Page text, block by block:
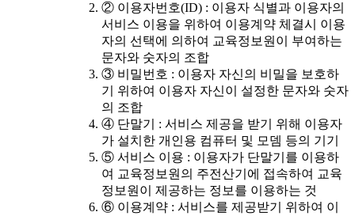
② 이용자번호(ID) : 이용자 식별과 이용자의
서비스 이용을 위하여 이용계약 체결시 이용
자의 선택에 의하여 교육정보원이 부여하는
문자와 숫자의 조합
③ 비밀번호 : 이용자 자신의 비밀을 보호하
기 위하여 이용자 자신이 설정한 문자와 숫자
의 조합
④ 단말기 : 서비스 제공을 받기 위해 이용자
가 설치한 개인용 컴퓨터 및 모뎀 등의 기기
⑤ 서비스 이용 : 이용자가 단말기를 이용하
여 교육정보원의 주전산기에 접속하여 교육
정보원이 제공하는 정보를 이용하는 것
⑥ 이용계약 : 서비스를 제공받기 위하여 이